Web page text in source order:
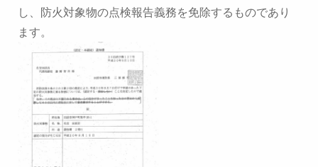
し、防火対象物の点検報告義務を免除するものであり
ます。